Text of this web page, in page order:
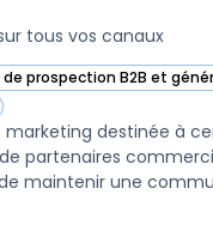
tous vos canaux
prospection B2B et
dans cette
destinée à
partenaires
maintenir une